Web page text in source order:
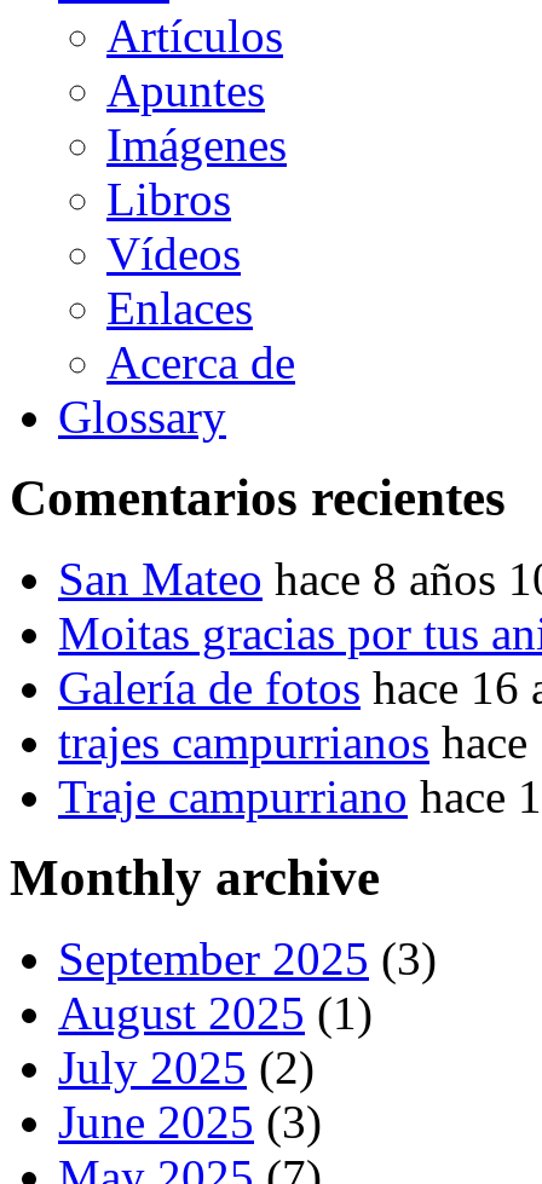
Artículos
Apuntes
Imágenes
Libros
Vídeos
Enlaces
Acerca de
Glossary
Comentarios recientes
San Mateo hace 8 años
Moitas gracias por tus
Galería de fotos hace 16
trajes campurrianos
Traje campurriano hace
Monthly archive
September 2025 (3)
August 2025 (1)
July 2025 (2)
June 2025 (3)